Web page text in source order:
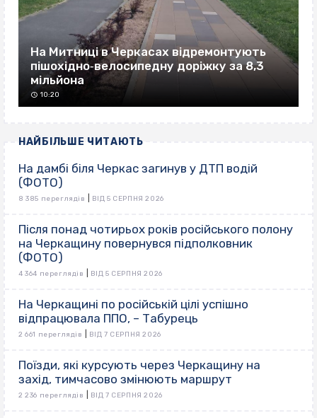
На Митниці в Черкасах відремонтують
пішохідно‐велосипедну доріжку за 8,3
мільйона
10:20
НАЙБІЛЬШЕ ЧИТАЮТЬ
На дамбі біля Черкас загинув у ДТП водій
(ФОТО)
8 385 переглядів ВІД 5 СЕРПНЯ 2026
Після понад чотирьох років російського полону
на Черкащину повернувся підполковник
(ФОТО)
4 364 переглядів ВІД 5 СЕРПНЯ 2026
На Черкащині по російській цілі успішно
відпрацювала ППО, – Табурець
2 661 переглядів ВІД 7 СЕРПНЯ 2026
Поїзди, які курсують через Черкащину на
захід, тимчасово змінюють маршрут
2 236 переглядів ВІД 7 СЕРПНЯ 2026